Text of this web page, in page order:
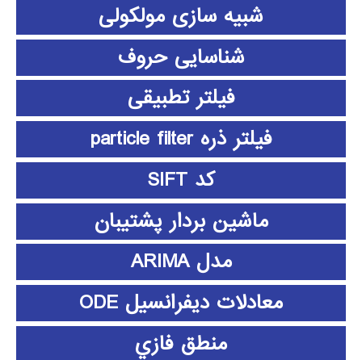
شبیه سازی مولکولی
شناسایی حروف
فیلتر تطبیقی
فیلتر ذره particle filter
کد SIFT
ماشین بردار پشتیبان
مدل ARIMA
معادلات دیفرانسیل ODE
منطق فازي